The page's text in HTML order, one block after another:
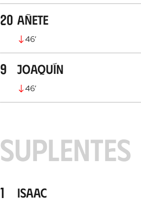
20 Añete
46’
9 Joaquín
46’
SUPLENTES
1 Isaac